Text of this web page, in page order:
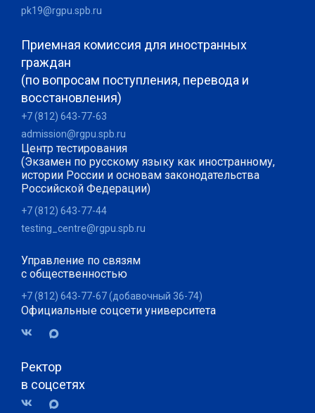
pk19@rgpu.spb.ru
Приемная комиссия для иностранных
граждан
(по вопросам поступления, перевода и
восстановления)
+7 (812) 643-77-63
admission@rgpu.spb.ru
Центр тестирования
(Экзамен по русскому языку как иностранному,
истории России и основам законодательства
Российской Федерации)
+7 (812) 643-77-44
testing_centre@rgpu.spb.ru
Управление по связям
с общественностью
+7 (812) 643-77-67 (добавочный 36-74)
Официальные соцсети университета
Ректор
в соцсетях